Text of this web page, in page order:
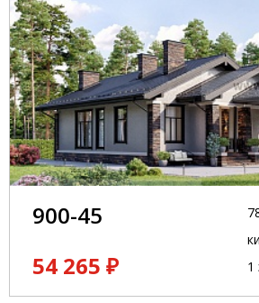
900-45
54 265 ₽
1